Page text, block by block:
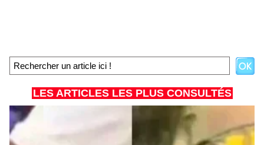
LES ARTICLES LES PLUS CONSULTÉS